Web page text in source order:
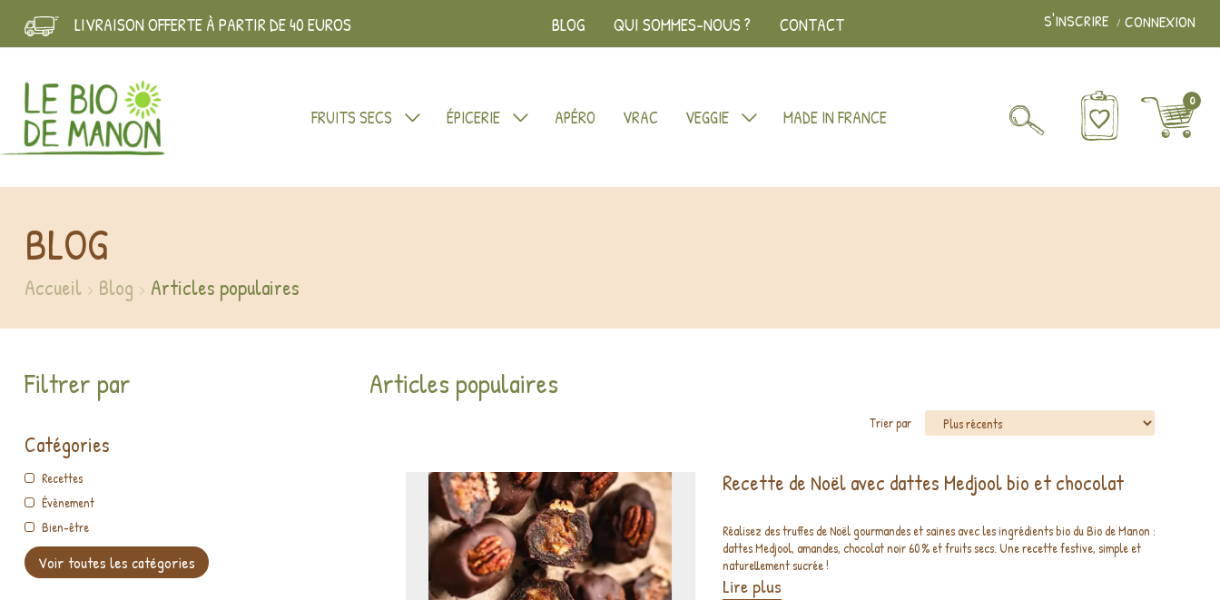
S'INSCRIRE CONNEXION
LIVRAISON OFFERTE À PARTIR DE 40 EUROS BLOG QUI SOMMES-NOUS ? CONTACT
FRUITS SECS ÉPICERIE APÉRO VRAC VEGGIE MADE IN FRANCE
0
BLOG
Accueil Blog Articles populaires
Filtrer par
Catégories
Recettes
Évènement
Bien-être
Voir toutes les catégories
Articles populaires
Trier par
Recette de Noël avec dattes Medjool bio et chocolat
Réalisez des truffes de Noël gourmandes et saines avec les ingrédients bio du Bio de Manon :
dattes Medjool, amandes, chocolat noir 60 % et fruits secs. Une recette festive, simple et
naturellement sucrée !
Lire plus